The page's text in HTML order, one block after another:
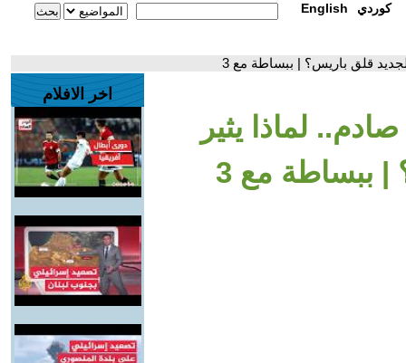
English كوردي
قلق باريس؟ | ببساطة مع 3
لماذا يثير
ببساطة مع 3
اخر الافلام